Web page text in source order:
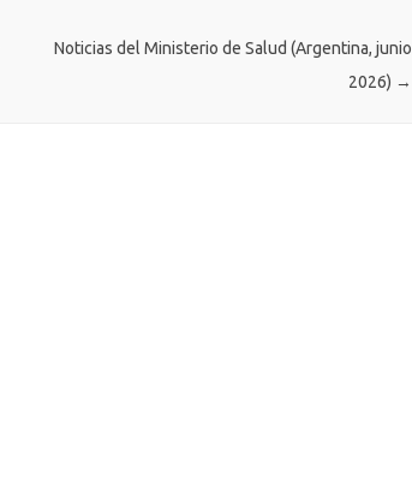
Noticias del Ministerio de Salud (Argentina, junio
2026) →